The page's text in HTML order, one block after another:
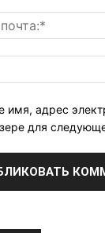
имя, адрес
для